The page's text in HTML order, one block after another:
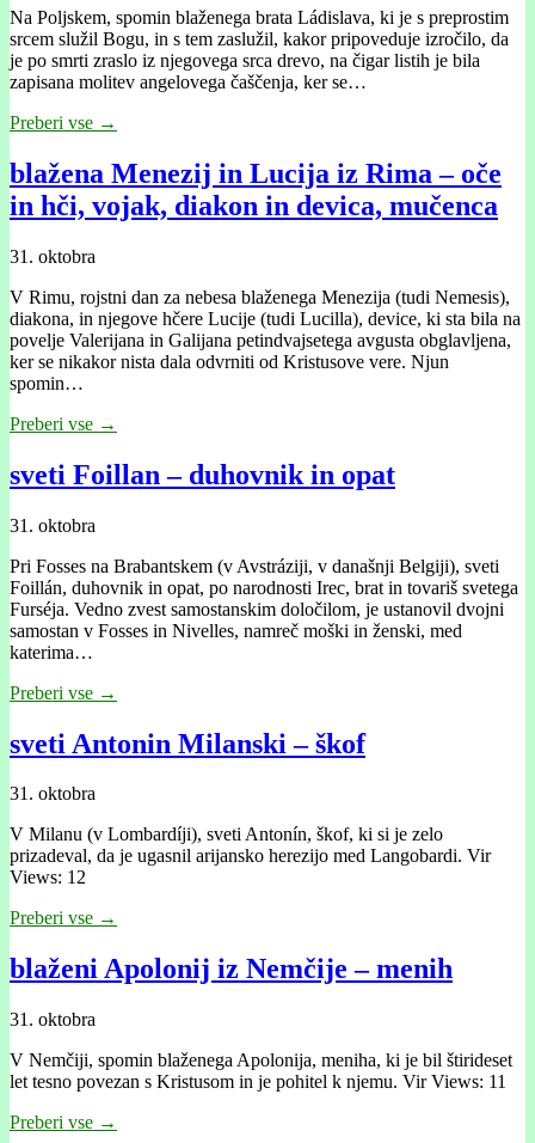
Na Poljskem, spomin blaženega brata Ládislava, ki je s preprostim
srcem služil Bogu, in s tem zaslužil, kakor pripoveduje izročilo, da
je po smrti zraslo iz njegovega srca drevo, na čigar listih je bila
zapisana molitev angelovega čaščenja, ker se…
Preberi vse →
blažena Menezij in Lucija iz Rima – oče
in hči, vojak, diakon in devica, mučenca
31. oktobra
V Rimu, rojstni dan za nebesa blaženega Menezija (tudi Nemesis),
diakona, in njegove hčere Lucije (tudi Lucilla), device, ki sta bila na
povelje Valerijana in Galijana petindvajsetega avgusta obglavljena,
ker se nikakor nista dala odvrniti od Kristusove vere. Njun
spomin…
Preberi vse →
sveti Foillan – duhovnik in opat
31. oktobra
Pri Fosses na Brabantskem (v Avstráziji, v današnji Belgiji), sveti
Foillán, duhovnik in opat, po narodnosti Irec, brat in tovariš svetega
Furséja. Vedno zvest samostanskim določilom, je ustanovil dvojni
samostan v Fosses in Nivelles, namreč moški in ženski, med
katerima…
Preberi vse →
sveti Antonin Milanski – škof
31. oktobra
V Milanu (v Lombardíji), sveti Antonín, škof, ki si je zelo
prizadeval, da je ugasnil arijansko herezijo med Langobardi. Vir
Views: 12
Preberi vse →
blaženi Apolonij iz Nemčije – menih
31. oktobra
V Nemčiji, spomin blaženega Apolonija, meniha, ki je bil štirideset
let tesno povezan s Kristusom in je pohitel k njemu. Vir Views: 11
Preberi vse →